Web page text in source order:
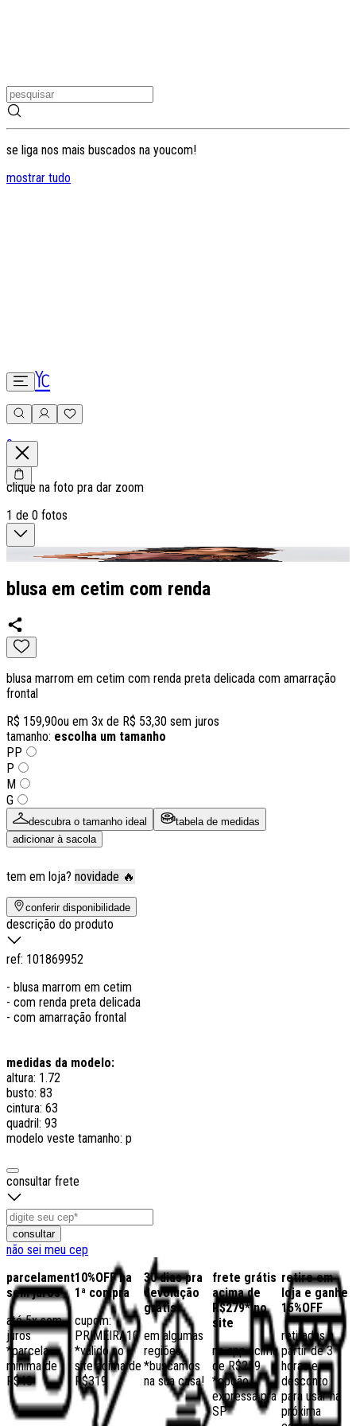
se liga nos mais buscados na youcom!
mostrar tudo
0
clique na foto pra dar zoom
1 de 0 fotos
blusa em cetim com renda
blusa marrom em cetim com renda preta delicada com amarração
frontal
R$ 159,90ou em 3x de R$ 53,30 sem juros
tamanho: escolha um tamanho
PP
P
M
G
descubra o tamanho ideal
tabela de medidas
adicionar à sacola
tem em loja? novidade 🔥
conferir disponibilidade
descrição do produto
ref: 101869952
- blusa marrom em cetim
- com renda preta delicada
- com amarração frontal
medidas da modelo:
altura: 1.72
busto: 83
cintura: 63
quadril: 93
modelo veste tamanho: p
consultar frete
consultar
não sei meu cep
parcelamento
sem juros
até 5x sem
juros
*parcela
mínima de
R$40
10%OFF na
1ª compra
cupom:
PRIMEIRA10
*válido no
site acima de
R$319
30 dias pra
devolução
grátis
em algumas
regiões,
*buscamos
na sua casa!
frete grátis
acima de
R$279* no
site
no app acima
de R$259
*opção
expressa pra
SP
retire em
loja e ganhe
15%OFF
retiradas a
partir de 3
horas e
desconto
para usar na
próxima